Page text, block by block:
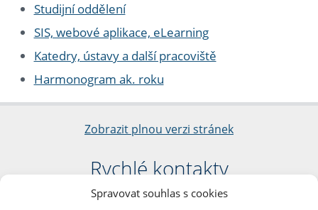
Spravovat souhlas s cookies
Studijní oddělení
SIS, webové aplikace, eLearning
Katedry, ústavy a další pracoviště
Harmonogram ak. roku
Zobrazit plnou verzi stránek
Rychlé kontakty
Filozofická fakulta